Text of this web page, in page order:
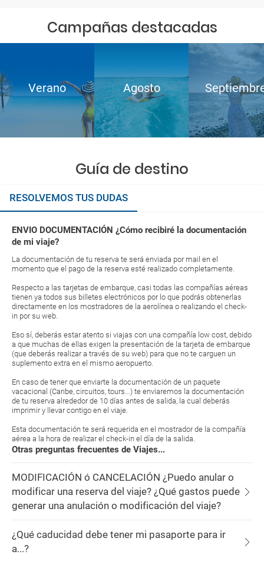
Campañas destacadas
Verano Agosto
Guía de destino
RESOLVEMOS TUS DUDAS
ENVIO DOCUMENTACIÓN ¿Cómo recibiré la documentación
de mi viaje?
La documentación de tu reserva te será enviada por mail en el
momento que el pago de la reserva esté realizado completamente.
Respecto a las tarjetas de embarque, casi todas las compañías aéreas
tienen ya todos sus billetes electrónicos por lo que podrás obtenerlas
directamente en los mostradores de la aerolínea o realizando el check-
in por su web.
Eso sí, deberás estar atento si viajas con una compañía low cost, debido
a que muchas de ellas exigen la presentación de la tarjeta de embarque
(que deberás realizar a través de su web) para que no te carguen un
suplemento extra en el mismo aeropuerto.
En caso de tener que enviarte la documentación de un paquete
vacacional (Caribe, circuitos, tours...) te enviaremos la documentación
de tu reserva alrededor de 10 días antes de salida, la cual deberás
imprimir y llevar contigo en el viaje.
Esta documentación te será requerida en el mostrador de la compañía
aérea a la hora de realizar el check-in el día de la salida.
Otras preguntas frecuentes de Viajes...
MODIFICACIÓN ó CANCELACIÓN ¿Puedo anular o
modificar una reserva del viaje? ¿Qué gastos puede
generar una anulación o modificación del viaje?
¿Qué caducidad debe tener mi pasaporte para ir
a...?